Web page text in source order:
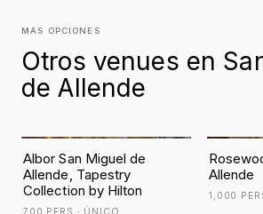
MÁS OPCIONES
Otros venues en
de Allende
Albor San Miguel de
Allende, Tapestry
Collection by Hilton
Allende
1,000